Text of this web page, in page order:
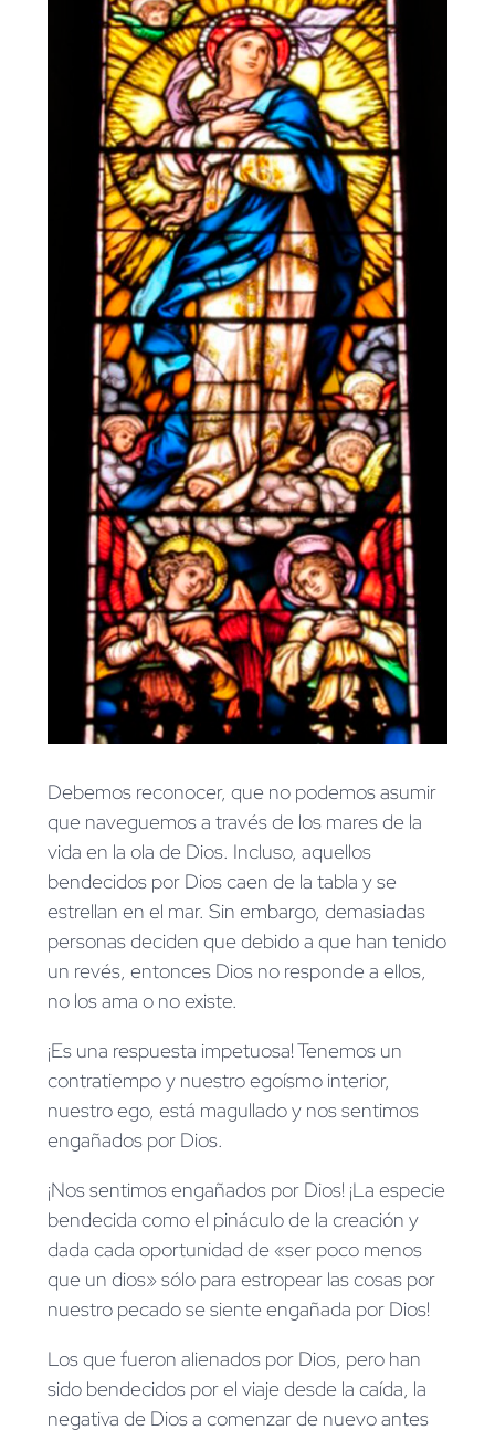
Debemos reconocer, que no podemos asumir
que naveguemos a través de los mares de la
vida en la ola de Dios. Incluso, aquellos
bendecidos por Dios caen de la tabla y se
estrellan en el mar. Sin embargo, demasiadas
personas deciden que debido a que han tenido
un revés, entonces Dios no responde a ellos,
no los ama o no existe.
¡Es una respuesta impetuosa! Tenemos un
contratiempo y nuestro egoísmo interior,
nuestro ego, está magullado y nos sentimos
engañados por Dios.
¡Nos sentimos engañados por Dios! ¡La especie
bendecida como el pináculo de la creación y
dada cada oportunidad de «ser poco menos
que un dios» sólo para estropear las cosas por
nuestro pecado se siente engañada por Dios!
Los que fueron alienados por Dios, pero han
sido bendecidos por el viaje desde la caída, la
negativa de Dios a comenzar de nuevo antes